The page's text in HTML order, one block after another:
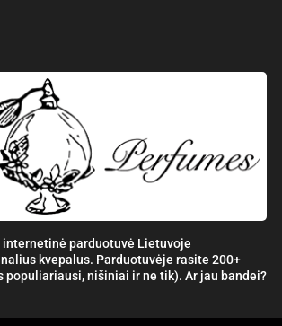
parduotuvė Lietuvoje
kvepalus. Parduotuvėje rasite 200+
populiariausi, nišiniai ir ne tik). Ar jau bandei?